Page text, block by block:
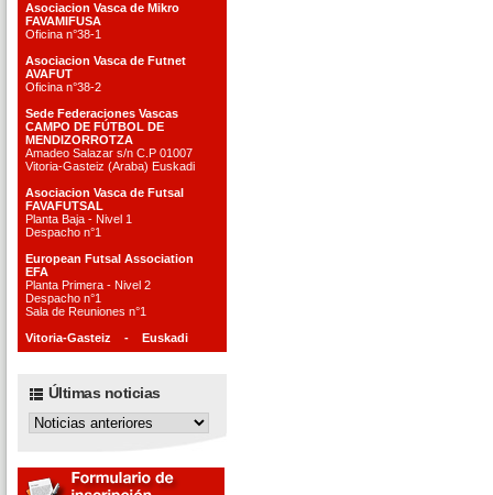
Asociacion Vasca de Mikro
FAVAMIFUSA
Oficina n°38-1
Asociacion Vasca de Futnet
AVAFUT
Oficina n°38-2
Sede Federaciones Vascas
CAMPO DE FÚTBOL DE
MENDIZORROTZA
Amadeo Salazar s/n C.P 01007
Vitoria-Gasteiz (Araba) Euskadi
Asociacion Vasca de Futsal
FAVAFUTSAL
Planta Baja - Nivel 1
Despacho n°1
European Futsal Association
EFA
Planta Primera - Nivel 2
Despacho n°1
Sala de Reuniones n°1
Vitoria-Gasteiz - Euskadi
Últimas noticias